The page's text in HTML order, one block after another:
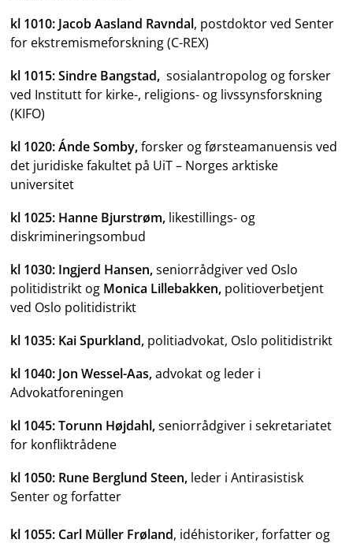
kl 1010: Jacob Aasland Ravndal, postdoktor ved Senter
for ekstremismeforskning (C-REX)
kl 1015: Sindre Bangstad,sosialantropolog og forsker
ved Institutt for kirke-, religions- og livssynsforskning
(KIFO)
kl 1020: Ánde Somby,forsker og førsteamanuensis ved
det juridiske fakultet på UiT – Norges arktiske
universitet
kl 1025: Hanne Bjurstrøm, likestillings- og
diskrimineringsombud
kl 1030: Ingjerd Hansen,seniorrådgiver ved Oslo
politidistrikt og Monica Lillebakken, politioverbetjent
ved Oslo politidistrikt
kl 1035: Kai Spurkland, politiadvokat, Oslo politidistrikt
kl 1040: Jon Wessel-Aas,advokat og leder i
Advokatforeningen
kl 1045: Torunn Højdahl,seniorrådgiver i sekretariatet
for konfliktrådene
kl 1050: Rune Berglund Steen, leder i Antirasistisk
Senter og forfatter
kl 1055: Carl Müller Frøland, idéhistoriker, forfatter og